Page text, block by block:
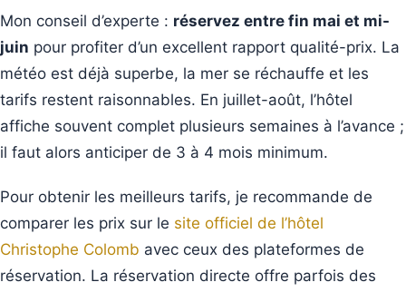
Mon conseil d’experte : réservez entre fin mai et mi-
juin pour profiter d’un excellent rapport qualité-prix. La
météo est déjà superbe, la mer se réchauffe et les
tarifs restent raisonnables. En juillet-août, l’hôtel
affiche souvent complet plusieurs semaines à l’avance ;
il faut alors anticiper de 3 à 4 mois minimum.
Pour obtenir les meilleurs tarifs, je recommande de
comparer les prix sur le site officiel de l’hôtel
Christophe Colomb avec ceux des plateformes de
réservation. La réservation directe offre parfois des